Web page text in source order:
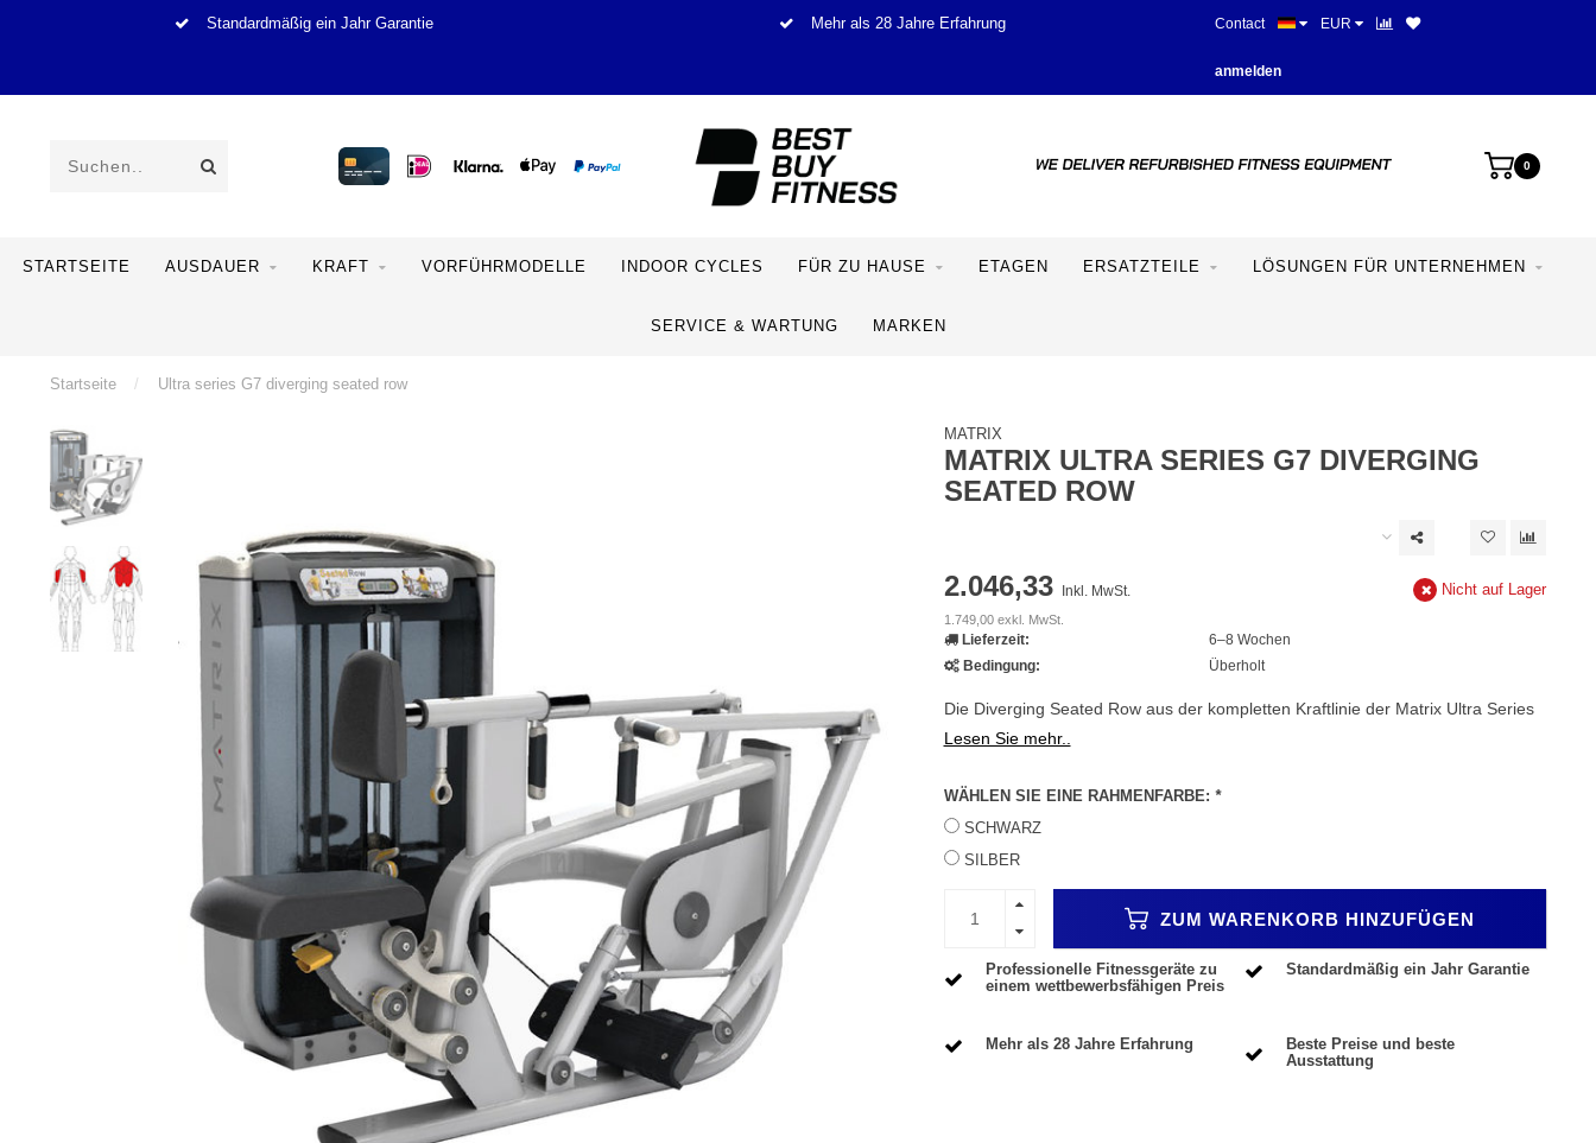
Standardmäßig ein Jahr Garantie Mehr als 28 Jahre Erfahrung Beste Preise und beste
Contact EUR
anmelden
0
STARTSEITE AUSDAUER KRAFT VORFÜHRMODELLE INDOOR CYCLES FÜR ZU HAUSE ETAGEN ERSATZTEILE LÖSUNGEN FÜR UNTERNEHMEN
SERVICE & WARTUNG MARKEN
Startseite / Ultra series G7 diverging seated row
MATRIX
MATRIX ULTRA SERIES G7 DIVERGING
SEATED ROW
2.046,33 Inkl. MwSt.
1.749,00 exkl. MwSt.
Nicht auf Lager
Lieferzeit:
6–8 Wochen
Bedingung:
Überholt
Die Diverging Seated Row aus der kompletten Kraftlinie der Matrix Ultra Series
Lesen Sie mehr..
WÄHLEN SIE EINE RAHMENFARBE: *
SCHWARZ
SILBER
ZUM WARENKORB HINZUFÜGEN
Professionelle Fitnessgeräte zu
einem wettbewerbsfähigen Preis
Standardmäßig ein Jahr Garantie
Mehr als 28 Jahre Erfahrung
Beste Preise und beste
Ausstattung